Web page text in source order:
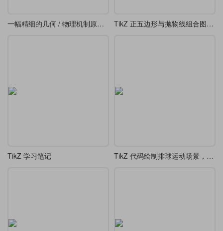
一幅精细的几何 / 物理机制原理图-转动连杆、轨道及阴影剖面线三维几何投影图 TikZ 正五边形与抛物线组合图形（类似 “花瓣” 或 “星形” 图案）
TikZ 学习笔记 TikZ 代码绘制排球运动场景，包含两名运动员和排球轨迹